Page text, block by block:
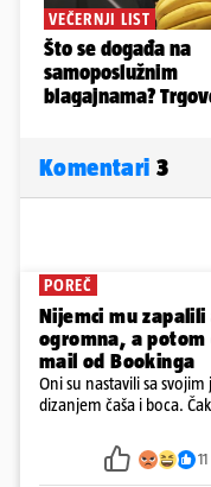
Komentari 3
POREČ
Nijemci mu
ogromna, a
mail od Bookinga
Oni su nastavili sa
dizanjem čaša i boca.
požar, rekao je vlasnik
11